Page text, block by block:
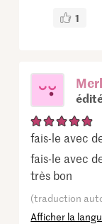
1
fais-le avec
fais-le avec
très bon
(traduction
Afficher la